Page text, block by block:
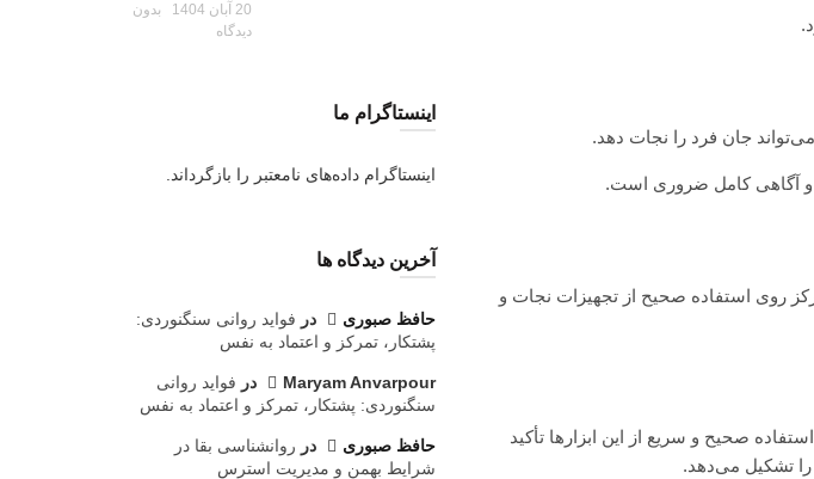
جان فرد را نجات دهد.
و آگاهی کامل ضروری است.
روی استفاده صحیح از تجهیزات نجات و
صحیح و سریع از این ابزارها تأکید
تشکیل می‌دهد.
20 آبان 1404
بدون
دیدگاه
اینستاگرام ما
اینستاگرام داده‌های نامعتبر را بازگرداند.
آخرین دیدگاه ها
حافظ صبوری در فواید روانی سنگنوردی:
پشتکار، تمرکز و اعتماد به نفس
Maryam Anvarpour در فواید روانی
سنگنوردی: پشتکار، تمرکز و اعتماد به نفس
حافظ صبوری در روانشناسی بقا در
شرایط بهمن و مدیریت استرس